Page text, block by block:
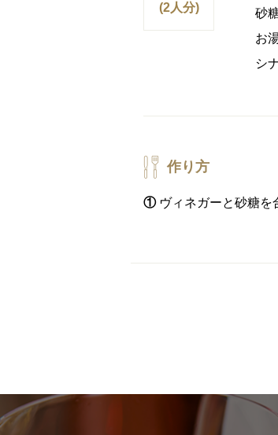
(2人分)
砂
お
シ
作り方
①ヴィネガーと砂糖を